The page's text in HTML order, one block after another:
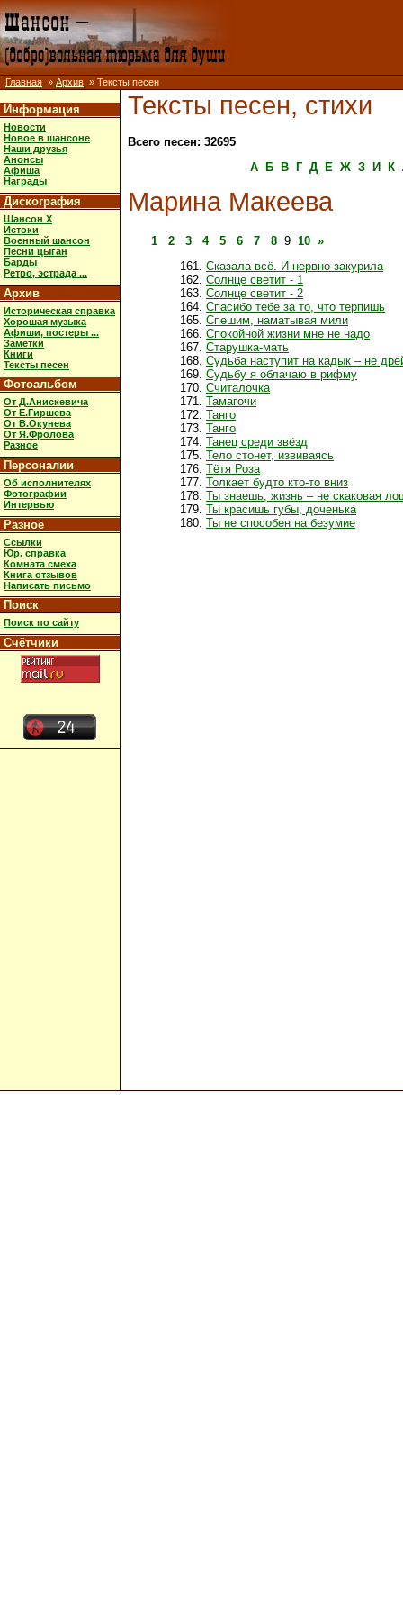
Главная » Архив » Тексты песен
Информация
Новости
Новое в шансоне
Наши друзья
Анонсы
Афиша
Награды
Дискография
Шансон X
Истоки
Военный шансон
Песни цыган
Барды
Ретро, эстрада ...
Архив
Историческая справка
Хорошая музыка
Афиши, постеры ...
Заметки
Книги
Тексты песен
Фотоальбом
От Д.Анискевича
От Е.Гиршева
От В.Окунева
От Я.Фролова
Разное
Персоналии
Об исполнителях
Фотографии
Интервью
Разное
Ссылки
Юр. справка
Комната смеха
Книга отзывов
Написать письмо
Поиск
Поиск по сайту
Счётчики
Тексты песен, стихи
Всего песен: 32695
А
Б В Г Д Е Ж З И К
Марина Макеева
1 2 3 4 5 6 7 8 9 10 »
Сказала всё. И нервно закурила
Солнце светит - 1
Солнце светит - 2
Спасибо тебе за то, что терпишь
Спешим, наматывая мили
Спокойной жизни мне не надо
Старушка-мать
Судьба наступит на кадык – не
Судьбу я облачаю в рифму
Считалочка
Тамагочи
Танго
Танго
Танец среди звёзд
Тело стонет, извиваясь
Тётя Роза
Толкает будто кто-то вниз
Ты знаешь, жизнь – не скаковая
Ты красишь губы, доченька
Ты не способен на безумие